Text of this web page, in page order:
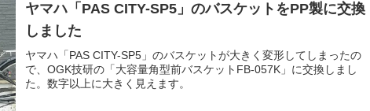
ヤマハ「PAS CITY-SP5」のバスケットをPP製に交換
しました
ヤマハ「PAS CITY-SP5」のバスケットが大きく変形してしまったの
で、OGK技研の「大容量角型前バスケットFB-057K」に交換しまし
た。数字以上に大きく見えます。